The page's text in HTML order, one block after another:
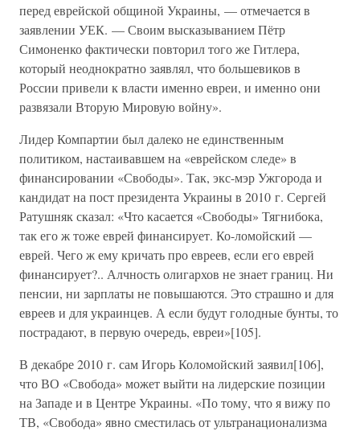
перед еврейской общиной Украины, — отмечается в
заявлении УЕК. — Своим высказыванием Пётр
Симоненко фактически повторил того же Гитлера,
который неоднократно заявлял, что большевиков в
России привели к власти именно евреи, и именно они
развязали Вторую Мировую войну».
Лидер Компартии был далеко не единственным
политиком, настаивавшем на «еврейском следе» в
финансировании «Свободы». Так, экс-мэр Ужгорода и
кандидат на пост президента Украины в 2010 г. Сергей
Ратушняк сказал: «Что касается «Свободы» Тягнибока,
так его ж тоже еврей финансирует. Ко-ломойский —
еврей. Чего ж ему кричать про евреев, если его еврей
финансирует?.. Алчность олигархов не знает границ. Ни
пенсии, ни зарплаты не повышаются. Это страшно и для
евреев и для украинцев. А если будут голодные бунты, то
пострадают, в первую очередь, евреи»[105].
В декабре 2010 г. сам Игорь Коломойский заявил[106],
что ВО «Свобода» может выйти на лидерские позиции
на Западе и в Центре Украины. «По тому, что я вижу по
ТВ, «Свобода» явно сместилась от ультранационализма